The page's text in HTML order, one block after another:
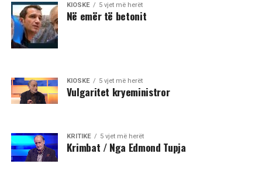
KIOSKE 5 vjet më herët
Në emër të betonit
KIOSKE 5 vjet më herët
Vulgaritet kryeministror
KRITIKE 5 vjet më herët
Krimbat / Nga Edmond Tupja